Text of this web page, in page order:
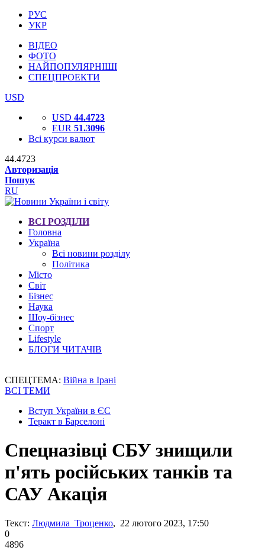
РУС
УКР
ВІДЕО
ФОТО
НАЙПОПУЛЯРНІШІ
СПЕЦПРОЕКТИ
USD
USD 44.4723
EUR 51.3096
Всі курси валют
44.4723
Авторизація
Пошук
RU
ВСІ РОЗДІЛИ
Головна
Україна
Всі новини розділу
Політика
Місто
Світ
Бізнес
Наука
Шоу-бізнес
Спорт
Lifestyle
БЛОГИ ЧИТАЧІВ
СПЕЦТЕМА: Війна в Ірані
ВСІ ТЕМИ
Вступ України в ЄС
Теракт в Барселоні
Спецназівці СБУ знищили
п'ять російських танків та
САУ Акація
Текст: Людмила Троценко, 22 лютого 2023, 17:50
0
4896